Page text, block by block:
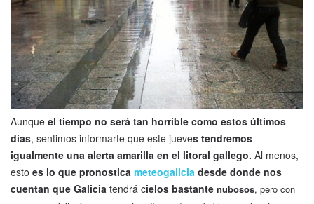
Aunque el tiempo no será tan horrible como estos últimos
días, sentimos informarte que este jueves tendremos
igualmente una alerta amarilla en el litoral gallego. Al menos,
esto es lo que pronostica meteogalicia desde donde nos
cuentan que Galicia tendrá cielos bastante nubosos, pero con